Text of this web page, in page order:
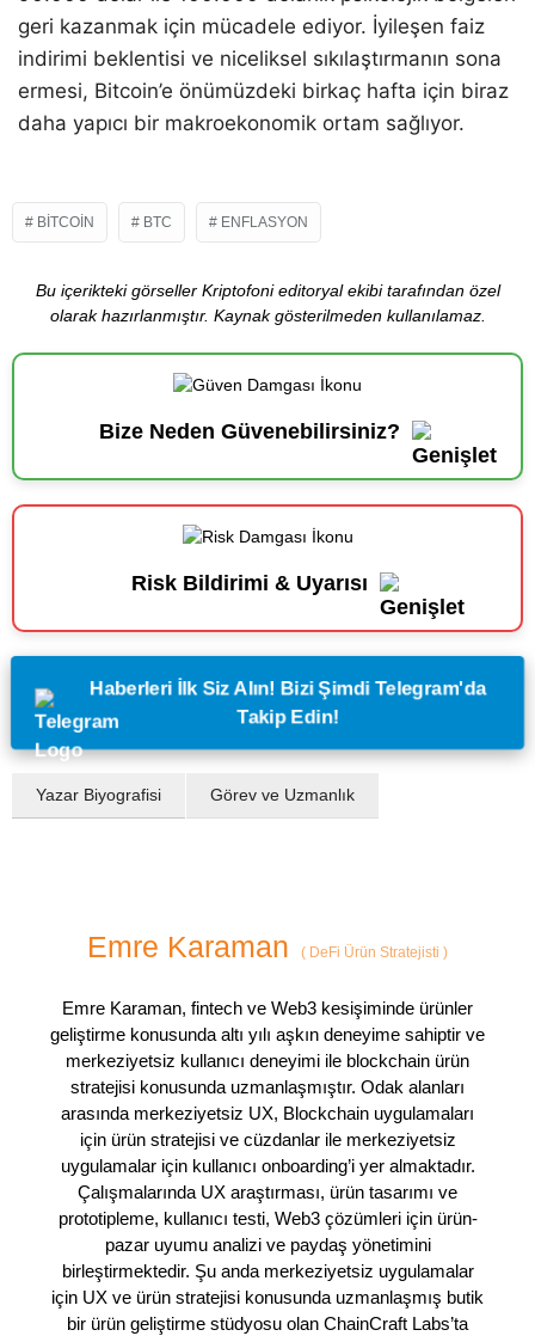
geri kazanmak için mücadele ediyor. İyileşen faiz
indirimi beklentisi ve niceliksel sıkılaştırmanın sona
ermesi, Bitcoin’e önümüzdeki birkaç hafta için biraz
daha yapıcı bir makroekonomik ortam sağlıyor.
BITCOIN BTC ENFLASYON
Bu içerikteki görseller Kriptofoni editoryal ekibi tarafından özel
olarak hazırlanmıştır. Kaynak gösterilmeden kullanılamaz.
Bize Neden Güvenebilirsiniz?
Risk Bildirimi & Uyarısı
Haberleri İlk Siz Alın! Bizi Şimdi Telegram'da
Takip Edin!
Yazar Biyografisi Görev ve Uzmanlık
Emre Karaman ( DeFi Ürün Stratejisti )
Emre Karaman, fintech ve Web3 kesişiminde ürünler
geliştirme konusunda altı yılı aşkın deneyime sahiptir ve
merkeziyetsiz kullanıcı deneyimi ile blockchain ürün
stratejisi konusunda uzmanlaşmıştır. Odak alanları
arasında merkeziyetsiz UX, Blockchain uygulamaları
için ürün stratejisi ve cüzdanlar ile merkeziyetsiz
uygulamalar için kullanıcı onboarding’i yer almaktadır.
Çalışmalarında UX araştırması, ürün tasarımı ve
prototipleme, kullanıcı testi, Web3 çözümleri için ürün-
pazar uyumu analizi ve paydaş yönetimini
birleştirmektedir. Şu anda merkeziyetsiz uygulamalar
için UX ve ürün stratejisi konusunda uzmanlaşmış butik
bir ürün geliştirme stüdyosu olan ChainCraft Labs’ta